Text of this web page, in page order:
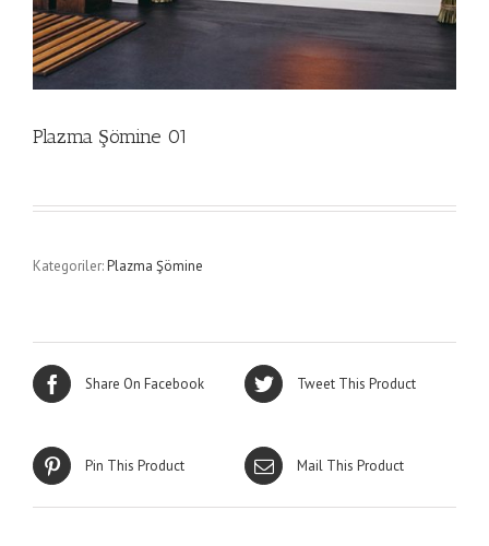
Plazma Şömine 01
Kategoriler:Plazma Şömine
Share On Facebook Tweet This Product
Pin This Product Mail This Product